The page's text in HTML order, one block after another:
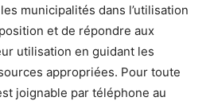
municipalités dans l’utilisation
et de répondre aux
utilisation en guidant les
appropriées. Pour toute
joignable par téléphone au